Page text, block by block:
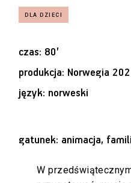
czas: 80’
produkcja: Norwegia
język: norweski
gatunek: animacja,
W